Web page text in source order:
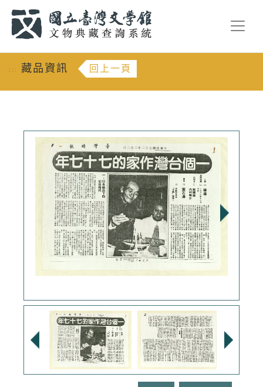
::: 藏品資訊 回上一頁